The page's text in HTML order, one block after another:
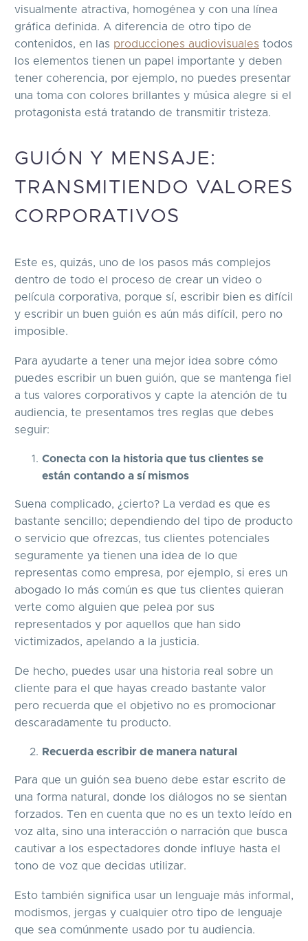
visualmente atractiva, homogénea y con una línea
gráfica definida. A diferencia de otro tipo de
contenidos, en las producciones audiovisuales todos
los elementos tienen un papel importante y deben
tener coherencia, por ejemplo, no puedes presentar
una toma con colores brillantes y música alegre si el
protagonista está tratando de transmitir tristeza.
GUIÓN Y MENSAJE:
TRANSMITIENDO VALORES
CORPORATIVOS
Este es, quizás, uno de los pasos más complejos
dentro de todo el proceso de crear un video o
película corporativa, porque sí, escribir bien es difícil
y escribir un buen guión es aún más difícil, pero no
imposible.
Para ayudarte a tener una mejor idea sobre cómo
puedes escribir un buen guión, que se mantenga fiel
a tus valores corporativos y capte la atención de tu
audiencia, te presentamos tres reglas que debes
seguir:
Conecta con la historia que tus clientes se
están contando a sí mismos
Suena complicado, ¿cierto? La verdad es que es
bastante sencillo; dependiendo del tipo de producto
o servicio que ofrezcas, tus clientes potenciales
seguramente ya tienen una idea de lo que
representas como empresa, por ejemplo, si eres un
abogado lo más común es que tus clientes quieran
verte como alguien que pelea por sus
representados y por aquellos que han sido
victimizados, apelando a la justicia.
De hecho, puedes usar una historia real sobre un
cliente para el que hayas creado bastante valor
pero recuerda que el objetivo no es promocionar
descaradamente tu producto.
Recuerda escribir de manera natural
Para que un guión sea bueno debe estar escrito de
una forma natural, donde los diálogos no se sientan
forzados. Ten en cuenta que no es un texto leído en
voz alta, sino una interacción o narración que busca
cautivar a los espectadores donde influye hasta el
tono de voz que decidas utilizar.
Esto también significa usar un lenguaje más informal,
modismos, jergas y cualquier otro tipo de lenguaje
que sea comúnmente usado por tu audiencia.